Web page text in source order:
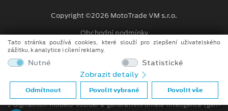
Copyright ©2026 MotoTrade VM s.r.o.
Obchodní podmínky
Ochrana osobních údajů
Prohlášení o zpracování údajů konečných zákazníků
Při tvorbě videí a obrázků na tomto webu je využíváno kombinace
tradičních fotografií či videí, počítačem generovaných snímků (CGI)
z digitálních modelů vozidel a generativní umělé inteligence (gen-
Tato stránka používá cookies, které slouží pro zlepšení uživatelského
zážitku, k analytice i cílení reklamy.
Nutné
Statistické
Zobrazit detaily
Odmítnout Povolit vybrané Povolit vše